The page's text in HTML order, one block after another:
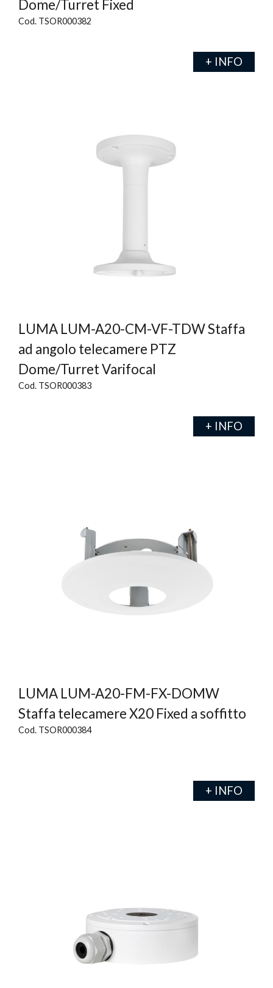
Dome/Turret Fixed
Cod. TSOR000382
+ INFO
LUMA LUM-A20-CM-VF-TDW Staffa
ad angolo telecamere PTZ
Dome/Turret Varifocal
Cod. TSOR000383
+ INFO
LUMA LUM-A20-FM-FX-DOMW
Staffa telecamere X20 Fixed a soffitto
Cod. TSOR000384
+ INFO